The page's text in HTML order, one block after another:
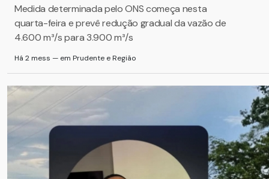
Medida determinada pelo ONS começa nesta
quarta-feira e prevê redução gradual da vazão de
4.600 m³/s para 3.900 m³/s
Há 2 mess — em Prudente e Região